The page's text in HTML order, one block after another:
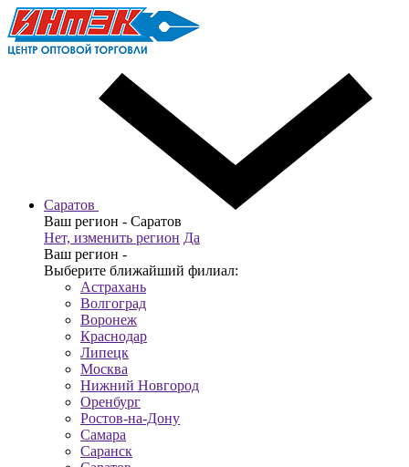
Саратов
Ваш регион - Саратов
Нет, изменить регион Да
Ваш регион -
Выберите ближайший филиал:
Астрахань
Волгоград
Воронеж
Краснодар
Липецк
Москва
Нижний Новгород
Оренбург
Ростов-на-Дону
Самара
Саранск